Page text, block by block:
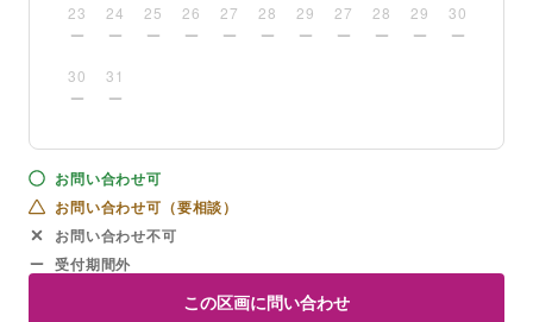
23 24 25 26 27 28 29
30 31
27 28 29 30
お問い合わせ可
お問い合わせ可（要相談）
お問い合わせ不可
受付期間外
この区画に問い合わせ